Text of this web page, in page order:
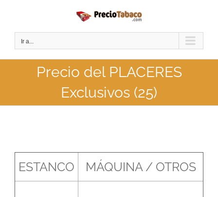
contenido
Ir a...
Precio del PLACERES
Exclusivos (25)
ESTANCO MÁQUINA / OTROS